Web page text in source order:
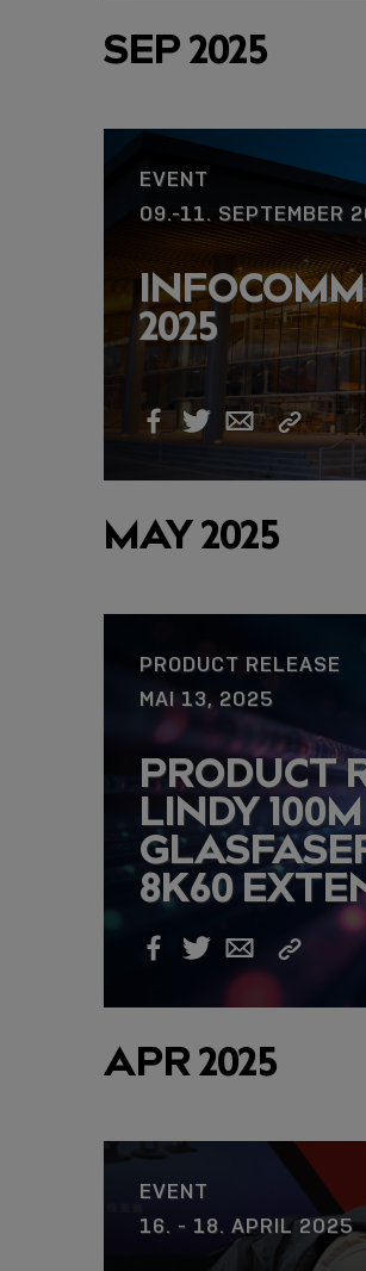
SEP 2025
EVENT
09.-11. SEPTEMBER
2025
Facebook
TwitterEmailLink
kopieren
MAY 2025
PRODUCT RELEASE
MAI 13, 2025
PRODUCT
LINDY
8K60
Facebook
TwitterEmailLink
APR 2025
EVENT
16. - 18. APRIL 2025